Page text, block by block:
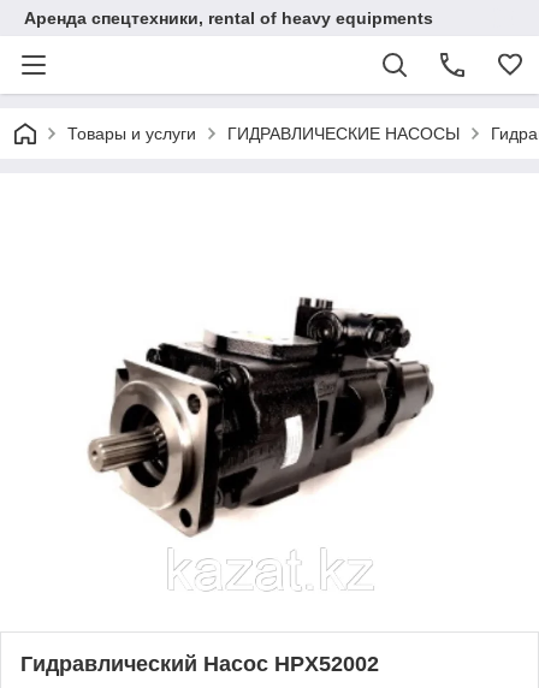
Аренда спецтехники, rental of heavy equipments
Товары и услуги ГИДРАВЛИЧЕСКИЕ НАСОСЫ
Гидравлический Насос HPX52002